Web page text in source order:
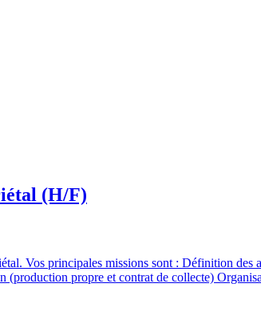
(H/F)
Vos principales missions sont : Définition
(production propre et contrat de collecte)